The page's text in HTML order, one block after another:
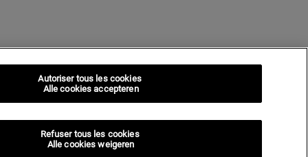
Refuser tous les cookies
Alle cookies weigeren
Autoriser tous les cookies
Alle cookies accepteren